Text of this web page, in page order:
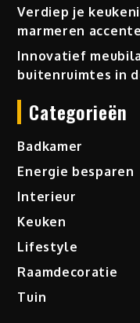
Verdiep je
marmeren
Innovatief
buitenruimtes in
Categorieën
Badkamer
Energie besparen
Interieur
Keuken
Lifestyle
Raamdecoratie
Tuin